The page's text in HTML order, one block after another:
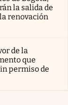
la salida de
renovación
de la
que
permiso de